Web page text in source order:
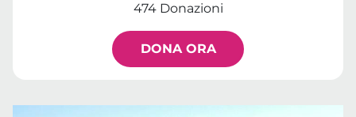
474 Donazioni
DONA ORA